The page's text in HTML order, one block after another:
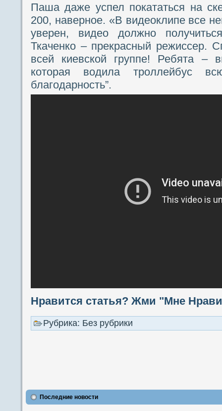
Паша даже успел покататься на
200, наверное. «В видеоклипе все
уверен, видео должно
Ткаченко – прекрасный режиссер.
всей киевской группе! Ребята
которая водила троллейбус
благодарность”.
Нравится статья? Жми "Мне
Рубрика: Без рубрики
Последние новости